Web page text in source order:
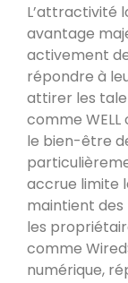
L’attractivité
avantage
activement
répondre à
attirer les
comme
le bien-être
accrue limite
maintient des
les
comme
numérique,